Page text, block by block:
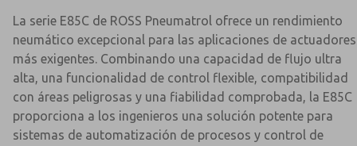
La serie E85C de ROSS Pneumatrol ofrece un rendimiento
neumático excepcional para las aplicaciones de actuadores
más exigentes. Combinando una capacidad de flujo ultra
alta, una funcionalidad de control flexible, compatibilidad
con áreas peligrosas y una fiabilidad comprobada, la E85C
proporciona a los ingenieros una solución potente para
sistemas de automatización de procesos y control de